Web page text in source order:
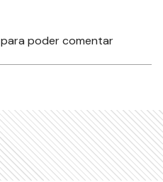
para poder comentar